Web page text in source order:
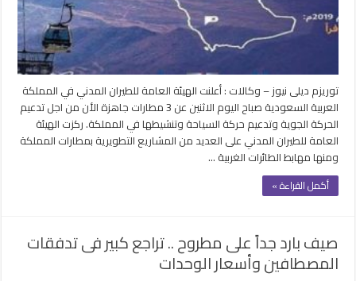
حركة
السياحة
مغلقة
توريزم ديلى نيوز – وكالات : أعلنت الهيئة العامة للطيران المدني في المملكة
العربية السعودية صباح اليوم الاثنين عن 3 مطارات جاهزة الأن من اجل تدعيم
الحركة الجوية وتدعيم حركة السياحة وتنشيطها في المملكة. ركزت الهيئة
العامة للطيران المدني على العديد من المشاريع التطويرية بمطارات المملكة
ومنها مهابط الطائرات الغربية …
أكمل القراءة »
صيف بارد جداً على مطروح .. تراجع كبير فى تدفقات
المصطافين وأسعار الوحدات